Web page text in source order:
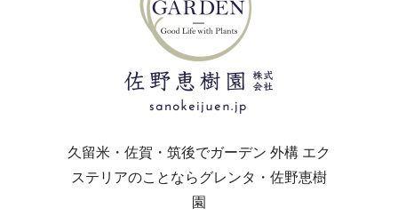
久留米・佐賀・筑後でガーデン 外構 エク
ステリアのことならグレンタ・佐野恵樹
園